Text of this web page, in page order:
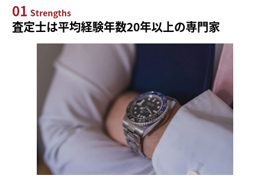
01 Strengths
査定士は平均経験年数20年以上の専門家